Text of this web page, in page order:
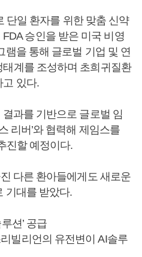
단일 환자를 위한 맞춤 신약
FDA 승인을 받은 미국 비영
램을 통해 글로벌 기업 및 연
계를 조성하며 초희귀질환
고 있다.
과를 기반으로 글로벌 임
리버’와 협력해 제임스를
진할 예정이다.
다른 환아들에게도 새로운
기대를 받았다.
션’ 공급
빌리언의 유전변이 AI솔루